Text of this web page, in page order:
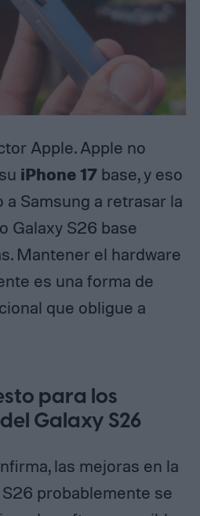
Apple. Apple no
iPhone 17base, y eso
a Samsung a retrasar la
Galaxy S26 base
Mantener el hardware
es una forma de
que obligue a
para los
Galaxy S26
las mejoras en la
probablemente se